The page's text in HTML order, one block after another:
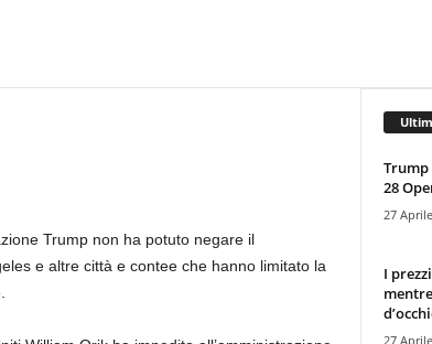
Trump non ha potuto negare il
e altre città e contee che hanno limitato la
28
27
I
27